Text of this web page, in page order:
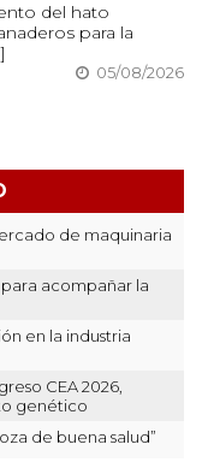
del hato
para la
05/08/2026
de maquinaria
acompañar la
en la industria
CEA 2026,
genético
de buena salud”